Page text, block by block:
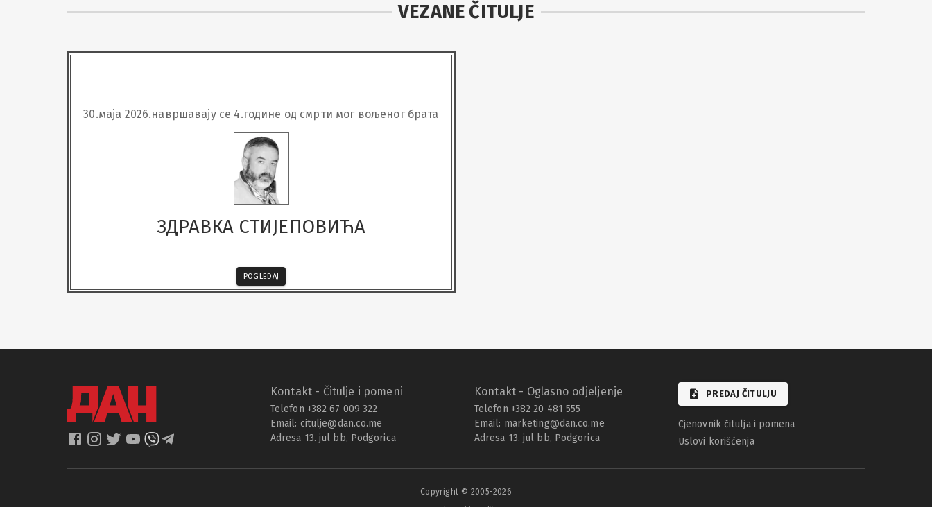
VEZANE ČITULJE
30.маја 2026.навршавају се 4.године од смрти мог вољеног брата
ЗДРАВКА СТИЈЕПОВИЋА
POGLEDAJ
Kontakt - Čitulje i pomeni
Telefon +382 67 009 322
Email: citulje@dan.co.me
Adresa 13. jul bb, Podgorica
Kontakt - Oglasno odjeljenje
Telefon +382 20 481 555
Email: marketing@dan.co.me
Adresa 13. jul bb, Podgorica
PREDAJ ČITULJU
Cjenovnik čitulja i pomena
Uslovi korišćenja
Copyright © 2005-2026